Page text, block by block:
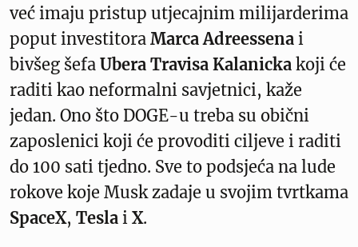
već imaju pristup utjecajnim milijarderima
poput investitora Marca Adreessena i
bivšeg šefa Ubera Travisa Kalanicka koji će
raditi kao neformalni savjetnici, kaže
jedan. Ono što DOGE-u treba su obični
zaposlenici koji će provoditi ciljeve i raditi
do 100 sati tjedno. Sve to podsjeća na lude
rokove koje Musk zadaje u svojim tvrtkama
SpaceX, Tesla i X.